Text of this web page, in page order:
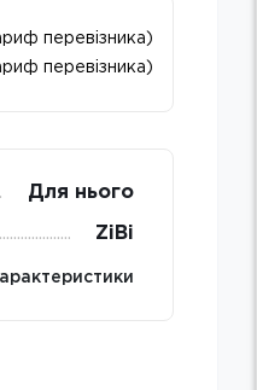
перевізника)
перевізника)
Для нього
ZiBi